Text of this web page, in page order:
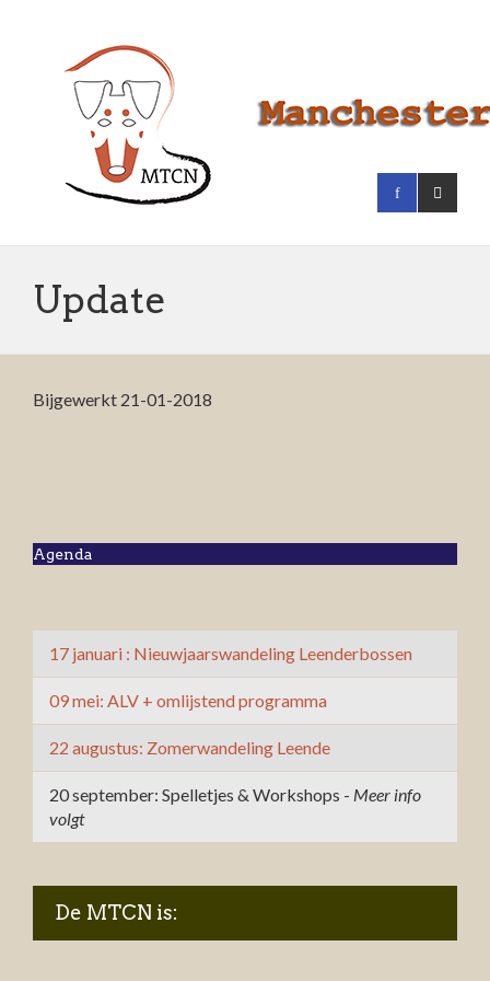
Update
Bijgewerkt 21-01-2018
Agenda
17 januari : Nieuwjaarswandeling Leenderbossen
09 mei: ALV + omlijstend programma
22 augustus: Zomerwandeling Leende
20 september: Spelletjes & Workshops - Meer info
volgt
De MTCN is: